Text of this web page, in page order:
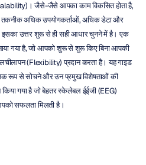
जैसे-जैसे आपका काम विकसित होता है,
अधिक उपयोगकर्ताओं, अधिक डेटा और
उत्तर शुरू से ही सही आधार चुनने में है। एक
गया है, जो आपको शुरू से शुरू किए बिना आपकी
(Flexibility) प्रदान करता है। यह गाइड
रूप से सोचने और उन प्रमुख विशेषताओं की
गया है जो बेहतर स्केलेबल ईईजी (EEG)
सफलता मिलती है।